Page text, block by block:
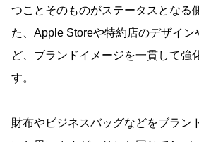
つことそのものがステータスとなる
た、Apple Storeや特約店のデザイン
ど、ブランドイメージを一貫して強
す。
財布やビジネスバッグなどをブラン